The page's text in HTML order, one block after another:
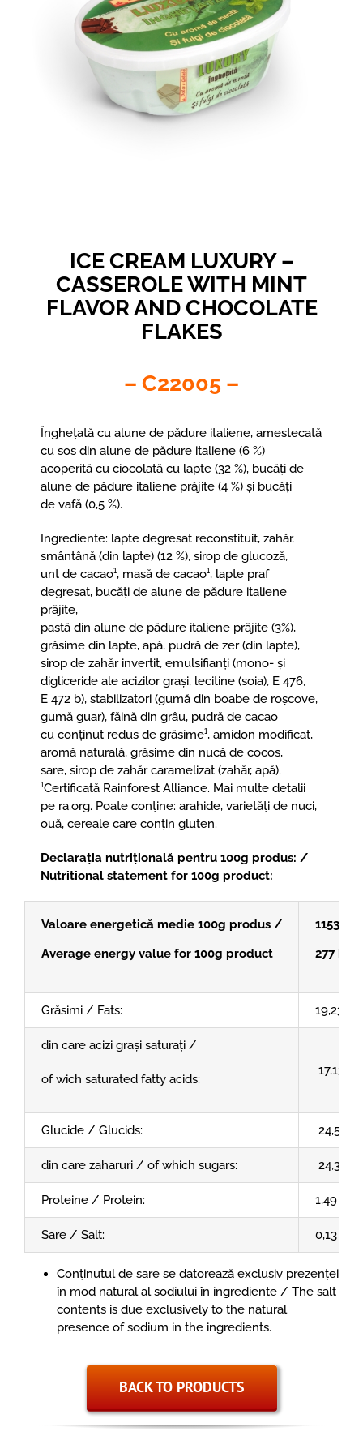
ICE CREAM LUXURY –
CASSEROLE WITH MINT
FLAVOR AND CHOCOLATE
FLAKES
– C22005 –
Înghețată cu alune de pădure italiene, amestecată
cu sos din alune de pădure italiene (6 %)
acoperită cu ciocolată cu lapte (32 %), bucăți de
alune de pădure italiene prăjite (4 %) și bucăți
de vafă (0,5 %).
Ingrediente: lapte degresat reconstituit, zahăr,
smântână (din lapte) (12 %), sirop de glucoză,
unt de cacao¹, masă de cacao¹, lapte praf
degresat, bucăți de alune de pădure italiene
prăjite,
pastă din alune de pădure italiene prăjite (3%),
grăsime din lapte, apă, pudră de zer (din lapte),
sirop de zahăr invertit, emulsifianți (mono- și
digliceride ale acizilor grași, lecitine (soia), E 476,
E 472 b), stabilizatori (gumă din boabe de roșcove,
gumă guar), făină din grâu, pudră de cacao
cu conținut redus de grăsime¹, amidon modificat,
aromă naturală, grăsime din nucă de cocos,
sare, sirop de zahăr caramelizat (zahăr, apă).
¹Certificată Rainforest Alliance. Mai multe detalii
pe ra.org. Poate conține: arahide, varietăți de nuci,
ouă, cereale care conțin gluten.
Declarația nutrițională pentru 100g produs: /
Nutritional statement for 100g product:
Valoare energetică medie 100g produs /
Average energy value for 100g product
277 kcal
Grăsimi / Fats: 19,23 g
din care acizi grași saturați /
of wich saturated fatty acids:
17,13 g
Glucide / Glucids: 24,52 g
din care zaharuri / of which sugars: 24,30 g
Proteine / Protein: 1,49 g
Sare / Salt: 0,13 g
Conținutul de sare se datorează exclusiv prezenței
în mod natural al sodiului în ingrediente / The salt
contents is due exclusively to the natural
presence of sodium in the ingredients.
BACK TO PRODUCTS